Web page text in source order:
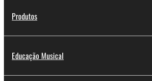
Produtos
Educação Musical